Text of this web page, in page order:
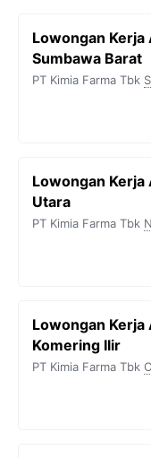
Lowongan
Sumbawa Barat
PT Kimia Farma Tbk
Lowongan Kerja
Utara
PT Kimia Farma Tbk
Lowongan Kerja
Komering Ilir
PT Kimia Farma Tbk